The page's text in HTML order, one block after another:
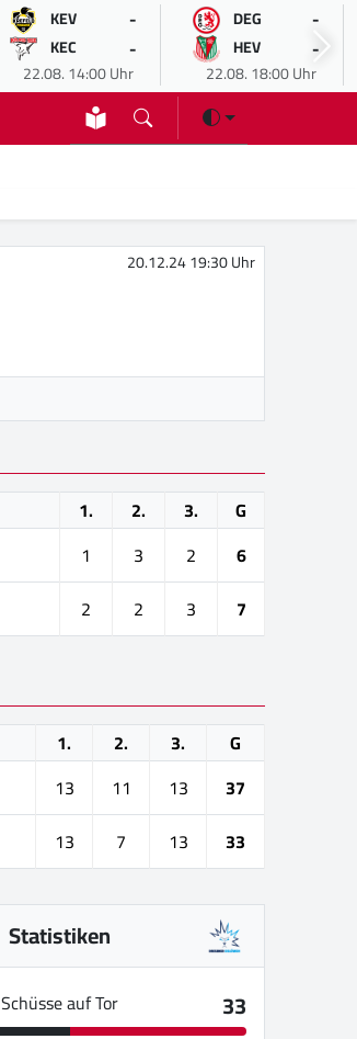
KEV -
KEC -
22.08. 14:00 Uhr
DEG -
HEV -
22.08. 18:00 Uhr
20.12.24 19:30 Uhr
1. 2. 3.
G
1 3 2
6
2 2 3 7
1. 2. 3.
G
13 11 13
37
13 7 13 33
Statistiken
Schüsse auf Tor
33